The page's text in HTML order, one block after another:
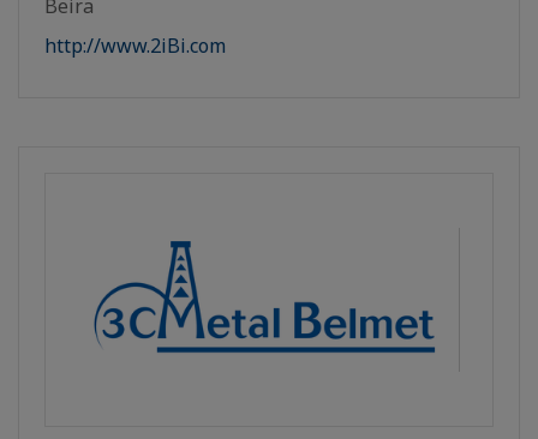
Beira
http://www.2iBi.com